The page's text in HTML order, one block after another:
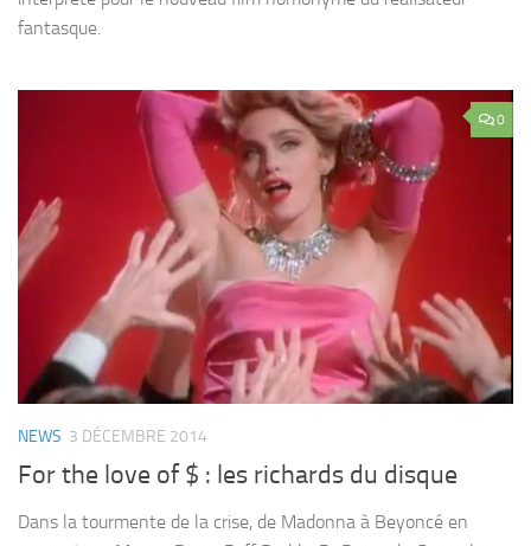
fantasque.
0
NEWS 3 DÉCEMBRE 2014
For the love of $ : les richards du disque
Dans la tourmente de la crise, de Madonna à Beyoncé en